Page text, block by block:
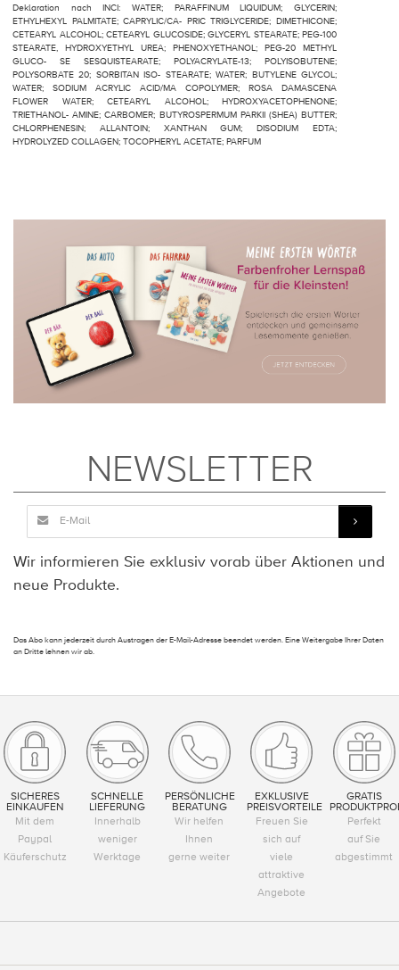
Deklaration nach INCI: WATER; PARAFFINUM LIQUIDUM; GLYCERIN;
ETHYLHEXYL PALMITATE; CAPRYLIC/CA- PRIC TRIGLYCERIDE; DIMETHICONE;
CETEARYL ALCOHOL; CETEARYL GLUCOSIDE; GLYCERYL STEARATE; PEG-100
STEARATE, HYDROXYETHYL UREA; PHENOXYETHANOL; PEG-20 METHYL
GLUCO- SE SESQUISTEARATE; POLYACRYLATE-13; POLYISOBUTENE;
POLYSORBATE 20; SORBITAN ISO- STEARATE; WATER; BUTYLENE GLYCOL;
WATER; SODIUM ACRYLIC ACID/MA COPOLYMER; ROSA DAMASCENA
FLOWER WATER; CETEARYL ALCOHOL; HYDROXYACETOPHENONE;
TRIETHANOL- AMINE; CARBOMER; BUTYROSPERMUM PARKII (SHEA) BUTTER;
CHLORPHENESIN; ALLANTOIN; XANTHAN GUM; DISODIUM EDTA;
HYDROLYZED COLLAGEN; TOCOPHERYL ACETATE; PARFUM
NEWSLETTER
Wir informieren Sie exklusiv vorab über Aktionen und
neue Produkte.
Das Abo kann jederzeit durch Austragen der E-Mail-Adresse beendet werden. Eine Weitergabe Ihrer Daten
an Dritte lehnen wir ab.
SICHERES
EINKAUFEN
Mit dem
Paypal
Käuferschutz
SCHNELLE
LIEFERUNG
Innerhalb
weniger
Werktage
PERSÖNLICHE
BERATUNG
Wir helfen
Ihnen
gerne weiter
EXKLUSIVE
PREISVORTEILE
Freuen Sie
sich auf
viele
attraktive
Angebote
GRATIS
Perfekt
auf Sie
abgestimmt